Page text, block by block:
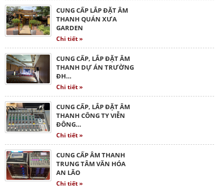
CUNG CẤP LẮP ĐẶT ÂM
THANH QUÁN XƯA
GARDEN
Chi tiết »
CUNG CẤP, LẮP ĐẶT ÂM
THANH DỰ ÁN TRƯỜNG
ĐH…
Chi tiết »
CUNG CẤP, LẮP ĐẶT ÂM
THANH CÔNG TY VIỄN
ĐÔNG…
Chi tiết »
CUNG CẤP ÂM THANH
TRUNG TÂM VĂN HÓA
AN LÃO
Chi tiết »